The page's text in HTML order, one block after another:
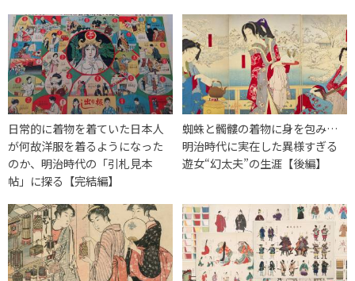
日常的に着物を着ていた日本人
が何故洋服を着るようになった
のか、明治時代の「引札見本
帖」に探る【完結編】
蜘蛛と髑髏の着物に身を包み…
明治時代に実在した異様すぎる
遊女“幻太夫”の生涯【後編】